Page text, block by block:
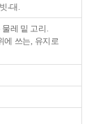
-대.
물레 밑 고리.
에 쓰는, 유지로